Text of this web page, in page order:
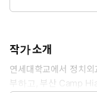
다.
이 책은 “이 정도까지
기에서도 원어민과 비
작가 소개
연세대학교에서 정치
부하고, 부산 Camp